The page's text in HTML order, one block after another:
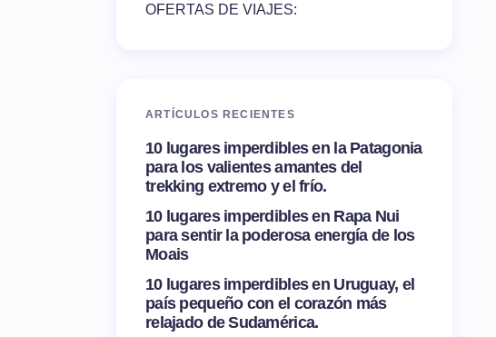
OFERTAS DE VIAJES:
ARTÍCULOS RECIENTES
10 lugares imperdibles en la Patagonia
para los valientes amantes del
trekking extremo y el frío.
10 lugares imperdibles en Rapa Nui
para sentir la poderosa energía de los
Moais
10 lugares imperdibles en Uruguay, el
país pequeño con el corazón más
relajado de Sudamérica.